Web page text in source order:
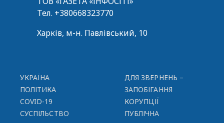
Тел. +380668323770
Харків, м-н. Павлівський, 10
УКРАЇНА
ПОЛІТИКА
COVID-19
СУСПІЛЬСТВО
ДЛЯ ЗВЕРНЕНЬ –
ЗАПОБІГАННЯ
КОРУПЦІЇ
ПУБЛІЧНА